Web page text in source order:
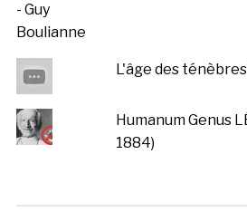
L'âge des ténèbres
Humanum Genus
1884)